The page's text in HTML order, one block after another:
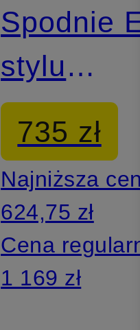
Spodnie
stylu
735 zł
Najniższa
624,75 zł
Cena
1 169 zł